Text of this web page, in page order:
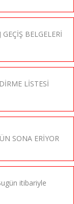
BELGELERİ
LİSTESİ
SONA ERİYOR
itibariyle